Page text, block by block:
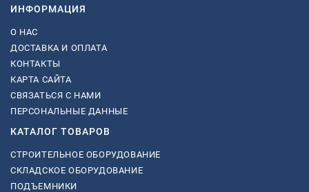
ИНФОРМАЦИЯ
О НАС
ДОСТАВКА И ОПЛАТА
КОНТАКТЫ
КАРТА САЙТА
СВЯЗАТЬСЯ С НАМИ
ПЕРСОНАЛЬНЫЕ ДАННЫЕ
КАТАЛОГ ТОВАРОВ
СТРОИТЕЛЬНОЕ ОБОРУДОВАНИЕ
СКЛАДСКОЕ ОБОРУДОВАНИЕ
ПОДЪЕМНИКИ